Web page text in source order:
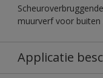
muurverf voor
Applicatie